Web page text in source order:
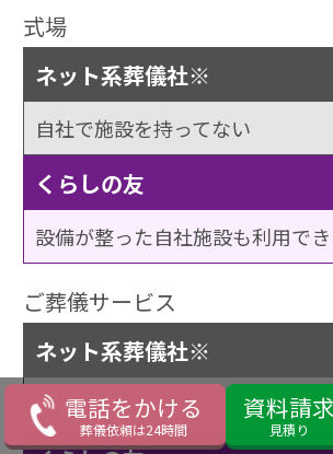
式場
ネット系葬儀社※
自社で施設を持ってない
くらしの友
設備が整った自社施設も利用でき
ご葬儀サービス
ネット系葬儀社※
下請け会社へ発注
電話をかける
葬儀依頼は24時間
資料請求
見積り